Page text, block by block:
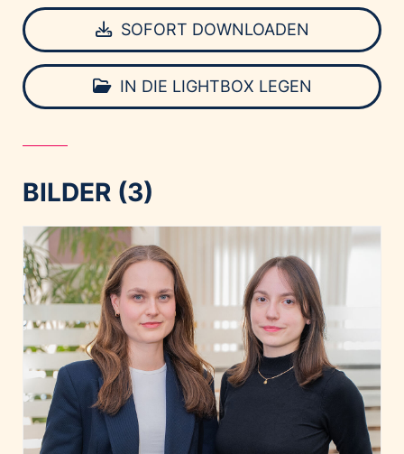
SOFORT DOWNLOADEN
IN DIE LIGHTBOX LEGEN
BILDER (3)